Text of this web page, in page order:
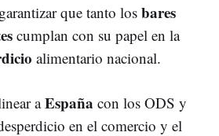
que tanto los bares
cumplan con su papel en la
alimentario nacional.
aEspaña con los ODS y
en el comercio y el